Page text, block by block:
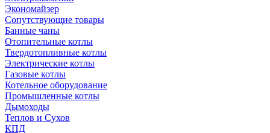
Экономайзер
Сопутствующие товары
Банные чаны
Отопительные котлы
Твердотопливные котлы
Электрические котлы
Газовые котлы
Котельное оборудование
Промышленные котлы
Дымоходы
Теплов и Сухов
КПД